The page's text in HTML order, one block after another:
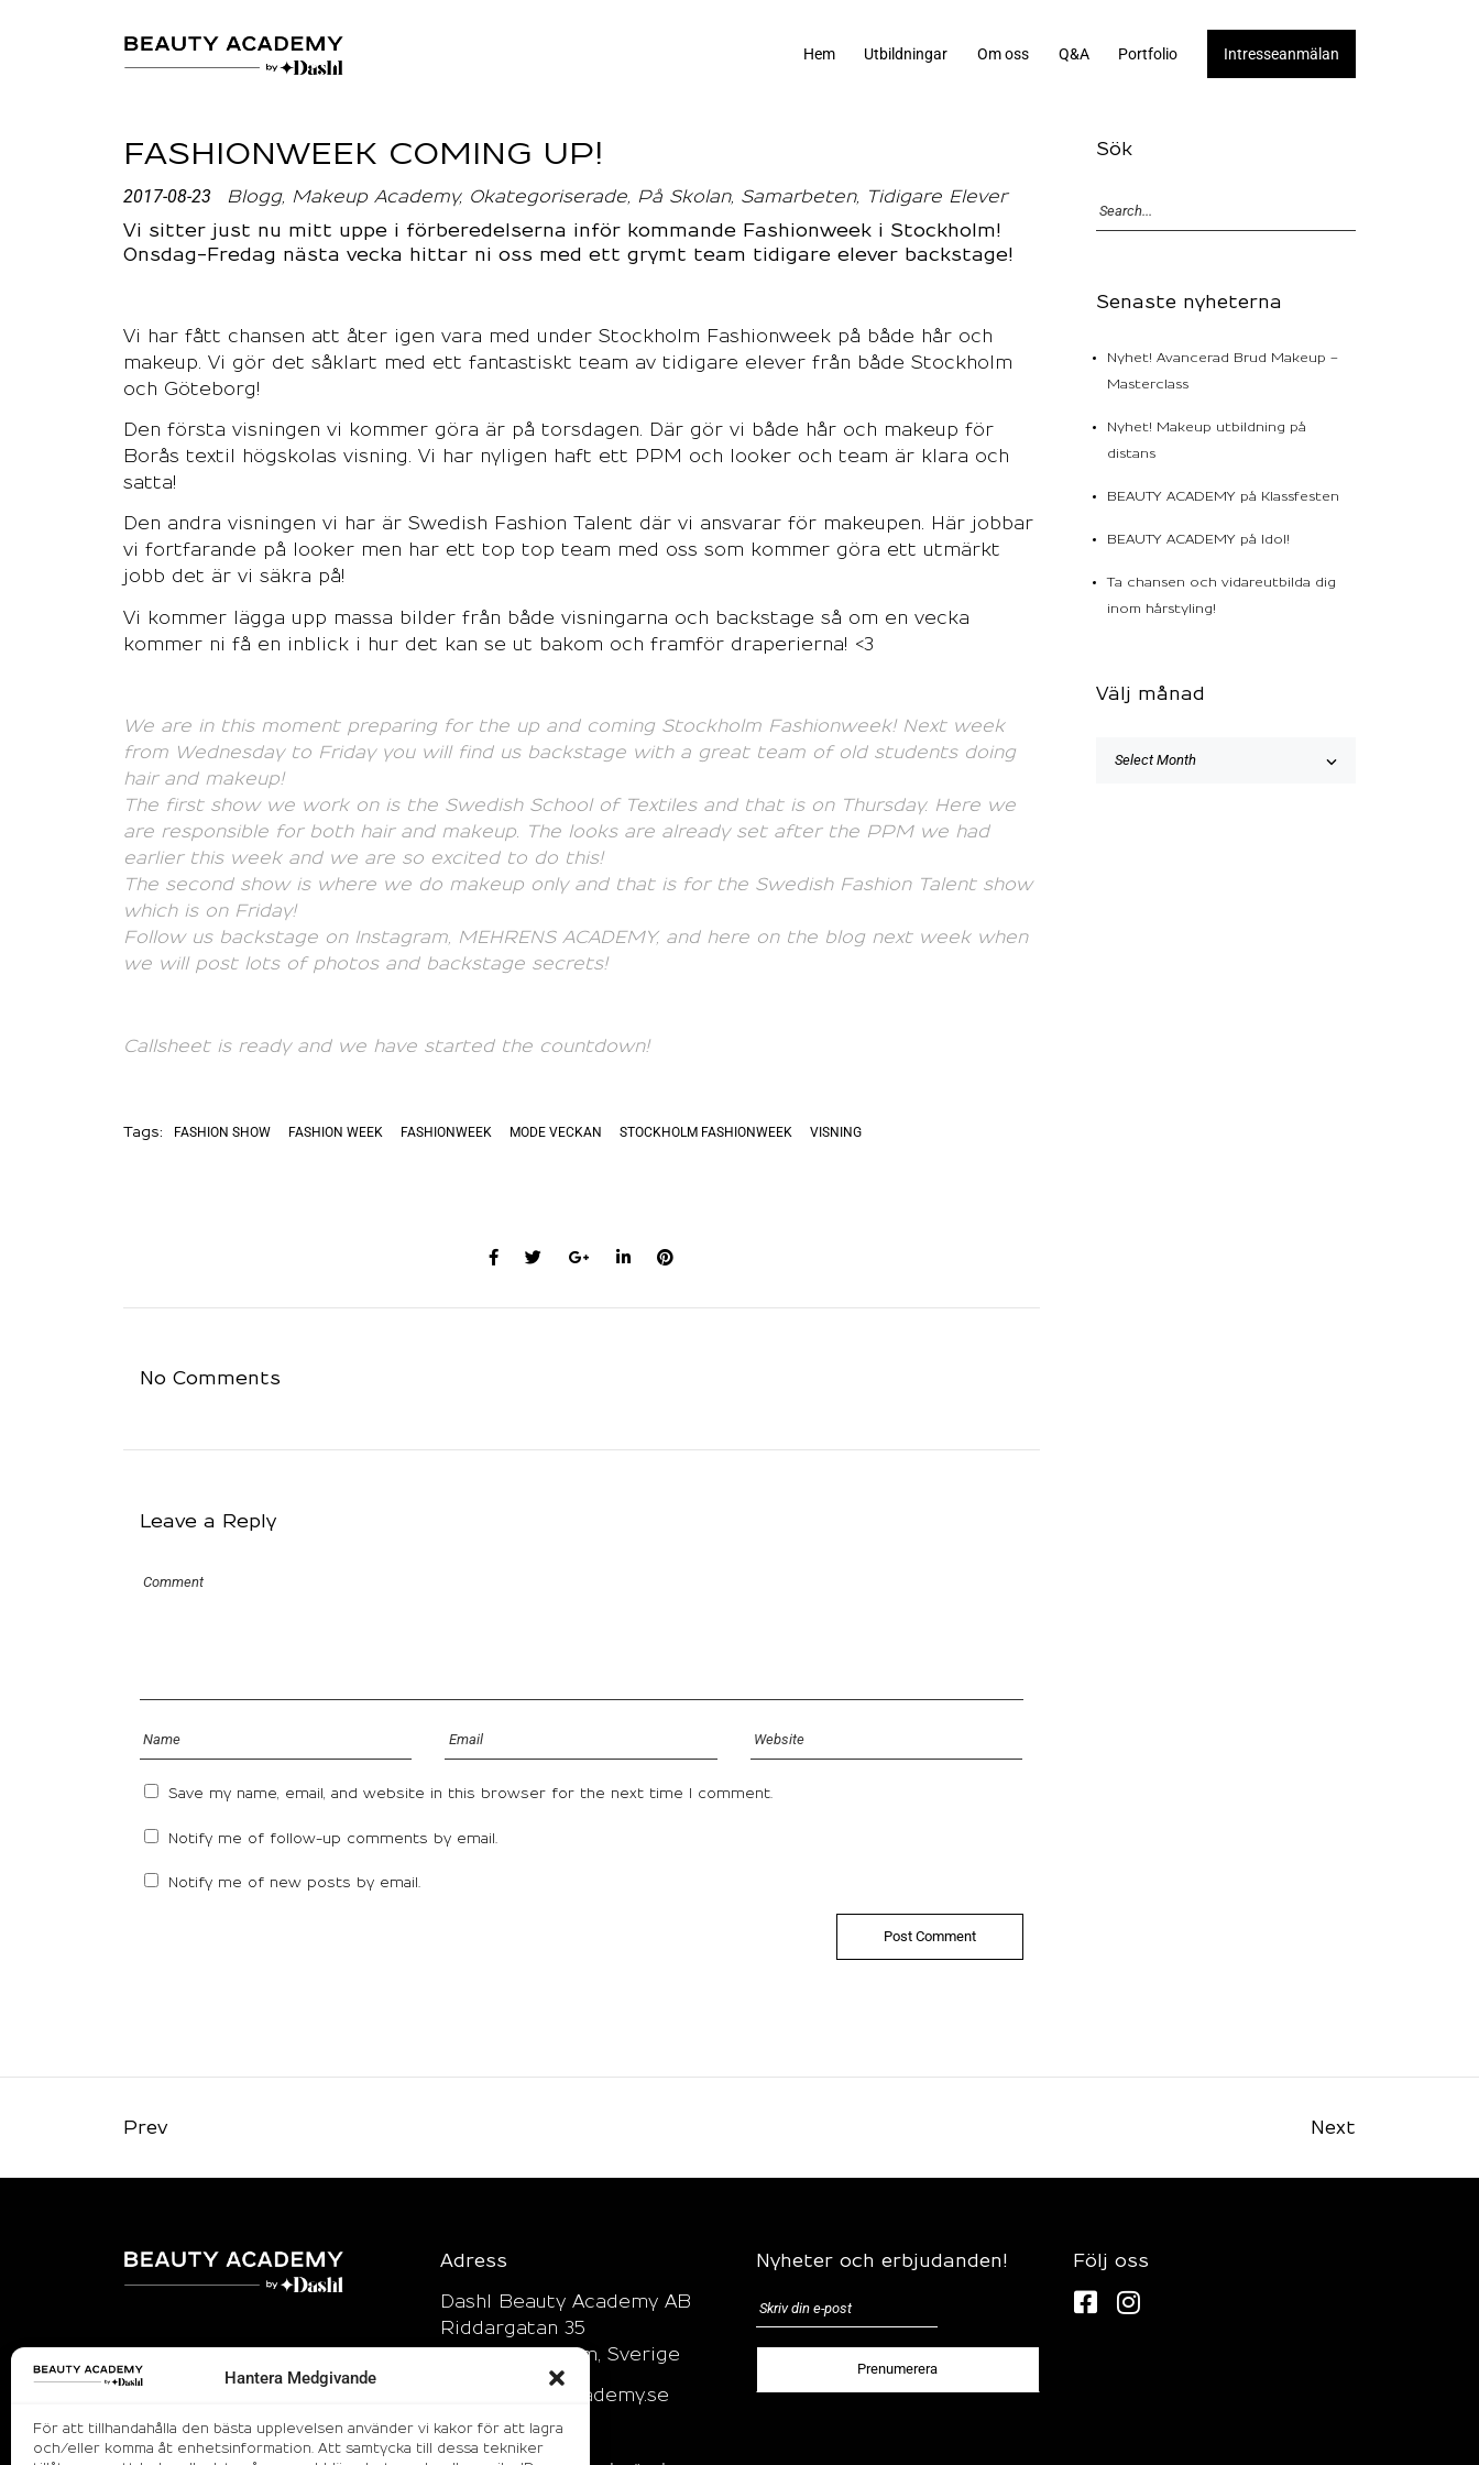
Hantera Medgivande
För att tillhandahålla den bästa upplevelsen använder vi kakor för att lagra
och/eller komma åt enhetsinformation. Att samtycka till dessa tekniker
Hem Utbildningar Om oss Q&A Portfolio Intresseanmälan
FASHIONWEEK COMING UP!
2017-08-23 Blogg Makeup Academy Okategoriserade På Skolan Samarbeten
Tidigare Elever
Vi sitter just nu mitt uppe i förberedelserna inför kommande Fashionweek i Stockholm!
Onsdag-Fredag nästa vecka hittar ni oss med ett grymt team tidigare elever backstage!
Vi har fått chansen att åter igen vara med under Stockholm Fashionweek på både hår och
makeup. Vi gör det såklart med ett fantastiskt team av tidigare elever från både Stockholm
och Göteborg!
Den första visningen vi kommer göra är på torsdagen. Där gör vi både hår och makeup för
Borås textil högskolas visning. Vi har nyligen haft ett PPM och looker och team är klara och
satta!
Den andra visningen vi har är Swedish Fashion Talent där vi ansvarar för makeupen. Här jobbar
vi fortfarande på looker men har ett top top team med oss som kommer göra ett utmärkt
jobb det är vi säkra på!
Vi kommer lägga upp massa bilder från både visningarna och backstage så om en vecka
kommer ni få en inblick i hur det kan se ut bakom och framför draperierna! <3
We are in this moment preparing for the up and coming Stockholm Fashionweek! Next week
from Wednesday to Friday you will find us backstage with a great team of old students doing
hair and makeup!
The first show we work on is the Swedish School of Textiles and that is on Thursday. Here we
are responsible for both hair and makeup. The looks are already set after the PPM we had
earlier this week and we are so excited to do this!
The second show is where we do makeup only and that is for the Swedish Fashion Talent show
which is on Friday!
Follow us backstage on Instagram, MEHRENS ACADEMY, and here on the blog next week when
we will post lots of photos and backstage secrets!
Callsheet is ready and we have started the countdown!
Tags: FASHION SHOW FASHION WEEK FASHIONWEEK MODE VECKAN STOCKHOLM FASHIONWEEK VISNING
No Comments
Leave a Reply
Save my name, email, and website in this browser for the next time I comment.
Notify me of follow-up comments by email.
Notify me of new posts by email.
Sök
Senaste nyheterna
Nyhet! Avancerad Brud Makeup –
Masterclass
Nyhet! Makeup utbildning på
distans
BEAUTY ACADEMY på Klassfesten
BEAUTY ACADEMY på Idol!
Ta chansen och vidareutbilda dig
inom hårstyling!
Välj månad
Prev Next
Adress
Dashl Beauty Academy AB
Riddargatan 35
114 57 Stockholm, Sverige
info@beautyacademy.se
070-815 27 59*
Nyheter och erbjudanden! Följ oss